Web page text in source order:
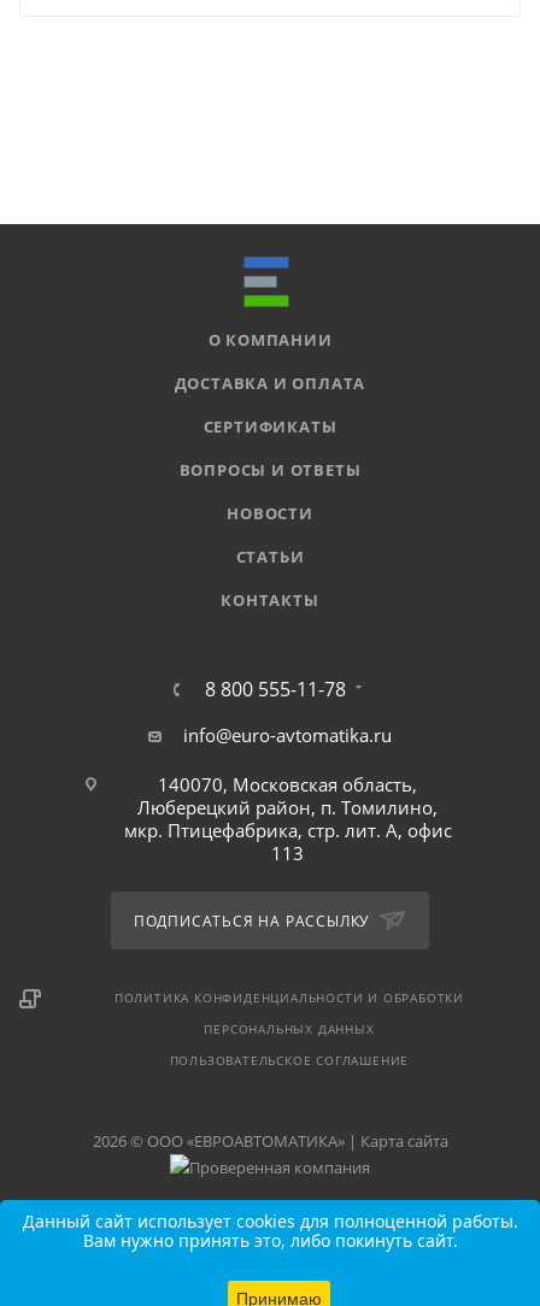
О КОМПАНИИ
ДОСТАВКА И ОПЛАТА
СЕРТИФИКАТЫ
ВОПРОСЫ И ОТВЕТЫ
НОВОСТИ
СТАТЬИ
КОНТАКТЫ
8 800 555-11-78
info@euro-avtomatika.ru
140070, Московская область,
Люберецкий район, п. Томилино,
мкр. Птицефабрика, стр. лит. А, офис
113
ПОДПИСАТЬСЯ НА РАССЫЛКУ
ПОЛИТИКА КОНФИДЕНЦИАЛЬНОСТИ И ОБРАБОТКИ
ПЕРСОНАЛЬНЫХ ДАННЫХ
ПОЛЬЗОВАТЕЛЬСКОЕ СОГЛАШЕНИЕ
2026 © ООО «ЕВРОАВТОМАТИКА» | Карта сайта
Данный сайт использует cookies для полноценной работы.
Вам нужно принять это, либо покинуть сайт.
Принимаю